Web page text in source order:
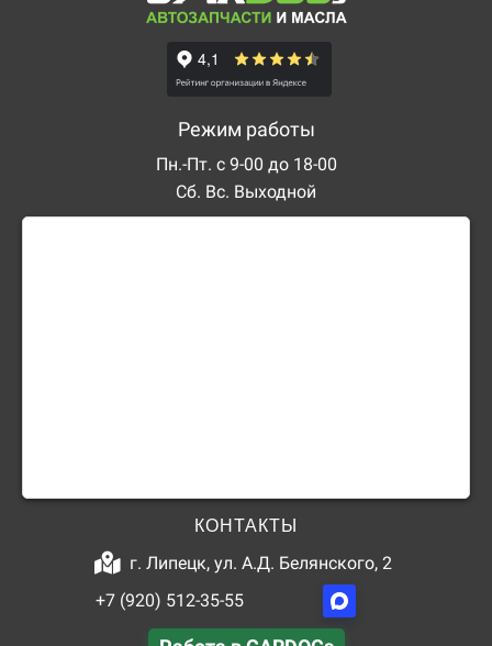
Режим работы
Пн.-Пт. с 9-00 до 18-00
Сб. Вс. Выходной
КОНТАКТЫ
г. Липецк, ул. А.Д. Белянского, 2
+7 (920) 512-35-55